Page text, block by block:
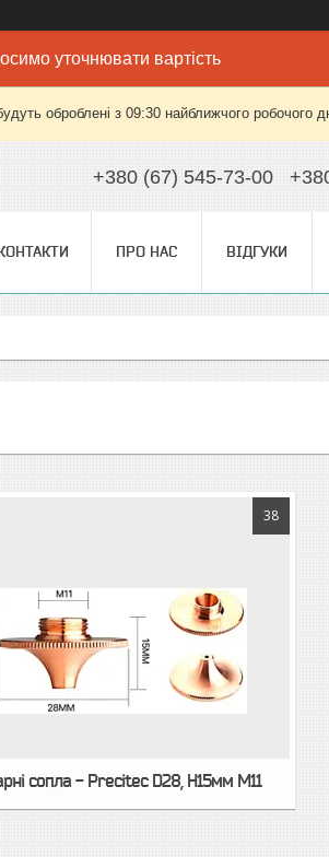
уточнювати вартість
оброблені з 09:30 найближчого робочого
+380 (67) 545-73-00
ПРО НАС ВІДГУКИ
38
сопла - Precitec D28, H15мм M11